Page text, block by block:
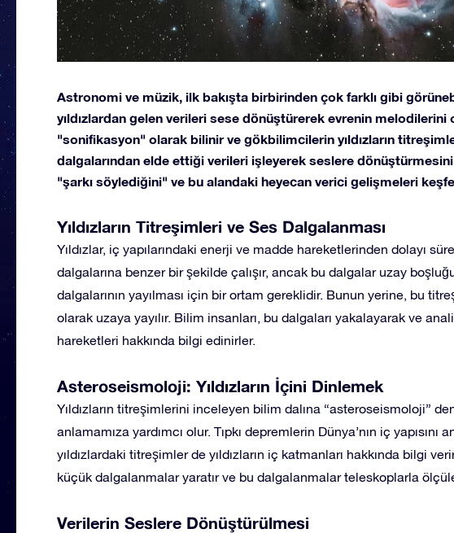
Astronomi ve müzik, ilk bakışta birbirinden çok farklı gibi
yıldızlardan gelen verileri sese dönüştürerek evrenin melodilerini
"sonifikasyon" olarak bilinir ve gökbilimcilerin yıldızların
dalgalarından elde ettiği verileri işleyerek seslere dönüştürmesini
"şarkı söylediğini" ve bu alandaki heyecan verici gelişmeleri
Yıldızların Titreşimleri ve Ses Dalgalanması
Yıldızlar, iç yapılarındaki enerji ve madde hareketlerinden dolayı
dalgalarına benzer bir şekilde çalışır, ancak bu dalgalar uzay
dalgalarının yayılması için bir ortam gereklidir. Bunun yerine, bu
olarak uzaya yayılır. Bilim insanları, bu dalgaları yakalayarak ve
hareketleri hakkında bilgi edinirler.
Asteroseismoloji: Yıldızların İçini Dinlemek
Yıldızların titreşimlerini inceleyen bilim dalına “asteroseismoloji”
anlamamıza yardımcı olur. Tıpkı depremlerin Dünya’nın iç yapısını
yıldızlardaki titreşimler de yıldızların iç katmanları hakkında bilgi
küçük dalgalanmalar yaratır ve bu dalgalanmalar teleskoplarla
Verilerin Seslere Dönüştürülmesi